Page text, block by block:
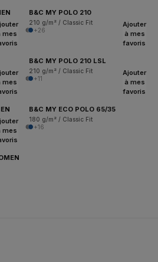
B&C MY POLO 210
210 g/m² / Classic Fit
+26
mes
Ajouter
à mes
favoris
B&C MY POLO 210 LSL
210 g/m² / Classic Fit
+11
mes
Ajouter
à mes
favoris
B&C MY ECO POLO 65/35
180 g/m² / Classic Fit
+16
mes